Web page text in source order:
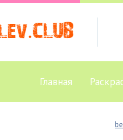
Главная